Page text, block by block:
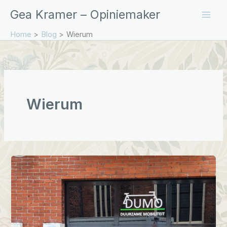
naar
inhoud
Gea Kramer – Opiniemaker
Home Blog Wierum
Wierum